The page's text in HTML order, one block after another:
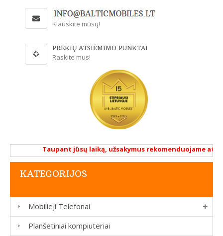
Klauskite mūsų!
PREKIŲ ATSIĖMIMO PUNKTAI
Raskite mus!
Taupant jūsų laiką, užsakymus rekomenduojame
KATEGORIJOS
Mobilieji Telefonai
Planšetiniai kompiuteriai